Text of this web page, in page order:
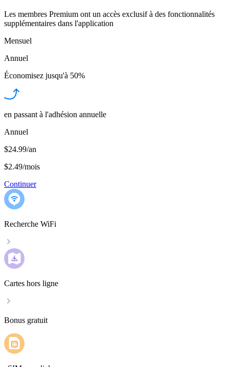
Les membres Premium ont un accès exclusif à des fonctionnalités
supplémentaires dans l'application
Mensuel
Annuel
Économisez jusqu'à 50%
en passant à l'adhésion annuelle
Annuel
$24.99/an
$2.49/mois
Continuer
Recherche WiFi
Cartes hors ligne
Bonus gratuit